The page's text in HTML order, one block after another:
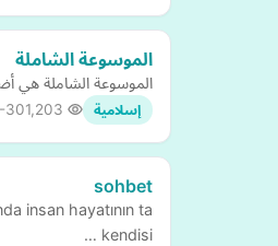
الموسوعة الشاملة
الموسوعة الشاملة هي
إسلامية 30
sohbet
insan hayatının ta
kendisi …